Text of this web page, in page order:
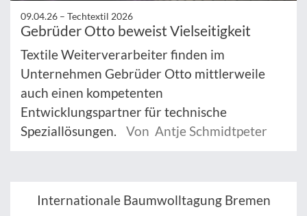
09.04.26 – Techtextil 2026
Gebrüder Otto beweist Vielseitigkeit
Textile Weiterverarbeiter finden im
Unternehmen Gebrüder Otto mittlerweile
auch einen kompetenten
Entwicklungspartner für technische
Speziallösungen.
Von Antje Schmidtpeter
Internationale Baumwolltagung Bremen